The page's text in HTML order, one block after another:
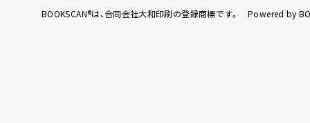
BOOKSCAN®は、合同会社大和印刷の登録商標です。 Powered by